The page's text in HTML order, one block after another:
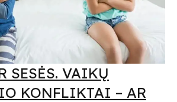
SESĖS. VAIKŲ
KONFLIKTAI – AR